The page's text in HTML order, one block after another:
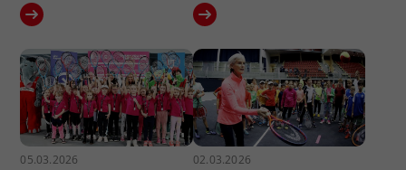
05.03.2026 02.03.2026